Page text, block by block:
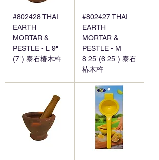
#802428 THAI
EARTH
MORTAR &
PESTLE - L 9"
(7") 泰石椿木杵
#802427 THAI
EARTH
MORTAR &
PESTLE - M
8.25"(6.25") 泰石
椿木杵